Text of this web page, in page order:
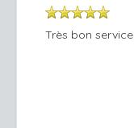
Très bon service